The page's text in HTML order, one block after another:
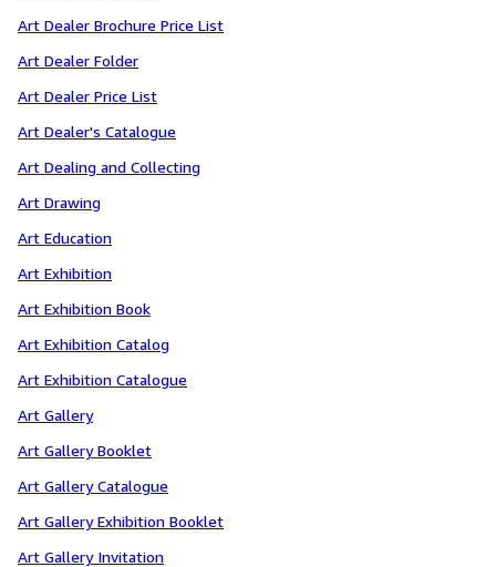
Art Dealer Brochure Price List
Art Dealer Folder
Art Dealer Price List
Art Dealer's Catalogue
Art Dealing and Collecting
Art Drawing
Art Education
Art Exhibition
Art Exhibition Book
Art Exhibition Catalog
Art Exhibition Catalogue
Art Gallery
Art Gallery Booklet
Art Gallery Catalogue
Art Gallery Exhibition Booklet
Art Gallery Invitation